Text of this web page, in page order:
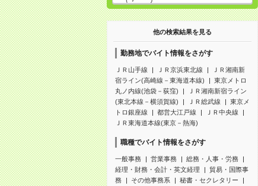
他の検索結果を見る
勤務地でバイト情報をさがす
ＪＲ山手線 ＪＲ京浜東北線
ＪＲ湘南新
宿ライン(高崎線－東海道本線)
東京メトロ
丸ノ内線(池袋－荻窪)
ＪＲ湘南新宿ライン
(東北本線－横須賀線)
ＪＲ総武線
東京メ
トロ銀座線
都営大江戸線
ＪＲ中央線
ＪＲ東海道本線(東京－熱海)
職種でバイト情報をさがす
一般事務 営業事務
総務・人事・労務
経理・財務・会計・英文経理
貿易・国際事
務
その他事務系
秘書・セクレタリー